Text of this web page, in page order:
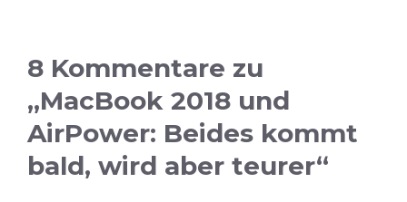
8 Kommentare zu
„MacBook 2018 und
AirPower: Beides kommt
bald, wird aber teurer“